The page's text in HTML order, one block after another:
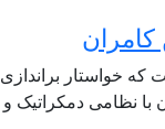
که خواستار براندازی
با نظامی دمکراتیک و